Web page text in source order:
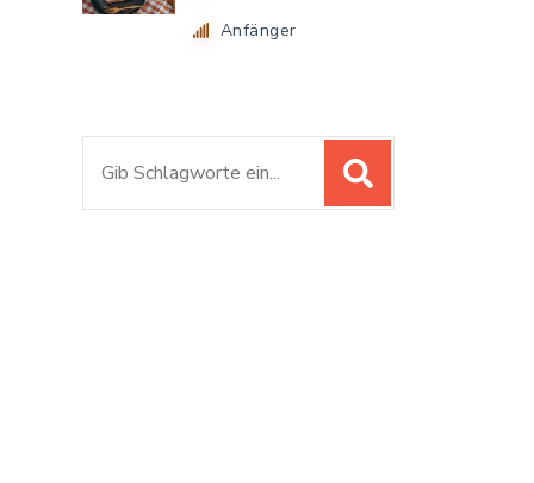
Anfänger